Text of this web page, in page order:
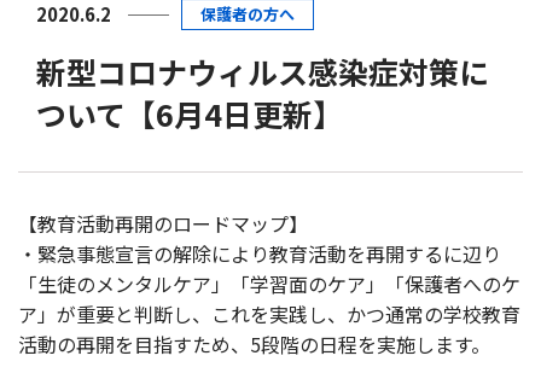
2020.6.2 保護者の方へ
新型コロナウィルス感染症対策に
ついて【6月4日更新】
【教育活動再開のロードマップ】
・緊急事態宣言の解除により教育活動を再開するに辺り
「生徒のメンタルケア」「学習面のケア」「保護者へのケ
ア」が重要と判断し、これを実践し、かつ通常の学校教育
活動の再開を目指すため、5段階の日程を実施します。